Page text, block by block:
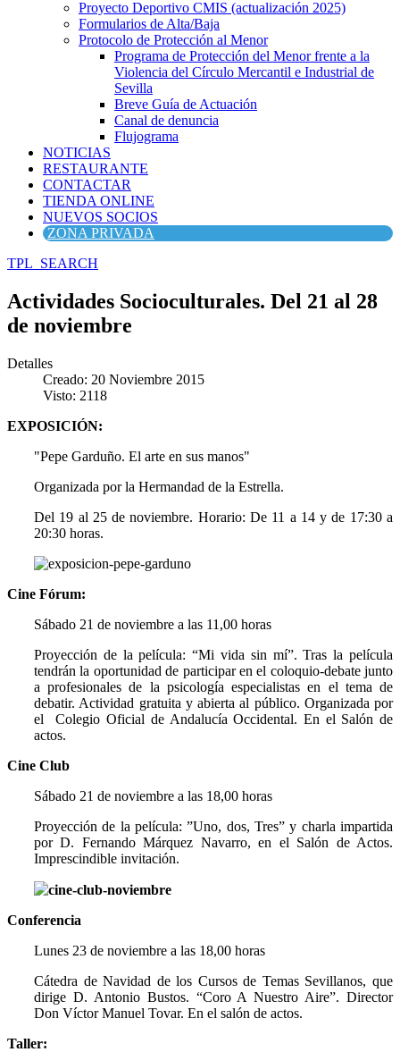
Proyecto Deportivo CMIS (actualización 2025)
Formularios de Alta/Baja
Protocolo de Protección al Menor
Programa de Protección del Menor frente a la
Violencia del Círculo Mercantil e Industrial de
Sevilla
Breve Guía de Actuación
Canal de denuncia
Flujograma
NOTICIAS
RESTAURANTE
CONTACTAR
TIENDA ONLINE
NUEVOS SOCIOS
ZONA PRIVADA
TPL_SEARCH
Actividades Socioculturales. Del 21 al 28
de noviembre
Detalles
Creado: 20 Noviembre 2015
Visto: 2118
EXPOSICIÓN:
"Pepe Garduño. El arte en sus manos"
Organizada por la Hermandad de la Estrella.
Del 19 al 25 de noviembre. Horario: De 11 a 14 y de 17:30 a
20:30 horas.
Cine Fórum:
Sábado 21 de noviembre a las 11,00 horas
Proyección de la película: “Mi vida sin mí”. Tras la película
tendrán la oportunidad de participar en el coloquio-debate junto
a profesionales de la psicología especialistas en el tema de
debatir. Actividad gratuita y abierta al público. Organizada por
el Colegio Oficial de Andalucía Occidental. En el Salón de
actos.
Cine Club
Sábado 21 de noviembre a las 18,00 horas
Proyección de la película: ”Uno, dos, Tres” y charla impartida
por D. Fernando Márquez Navarro, en el Salón de Actos.
Imprescindible invitación.
Conferencia
Lunes 23 de noviembre a las 18,00 horas
Cátedra de Navidad de los Cursos de Temas Sevillanos, que
dirige D. Antonio Bustos. “Coro A Nuestro Aire”. Director
Don Víctor Manuel Tovar. En el salón de actos.
Taller: